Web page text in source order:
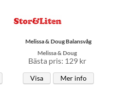
Melissa & Doug Balansvåg
Melissa & Doug
Bästa pris: 129 kr
Visa Mer info